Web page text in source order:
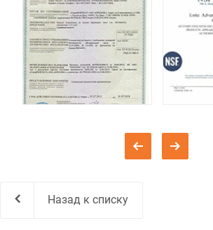
Назад к списку